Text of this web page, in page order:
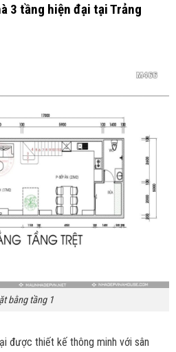
3 tầng hiện đại tại Trảng
bằng tầng 1
được thiết kế thông minh với sân